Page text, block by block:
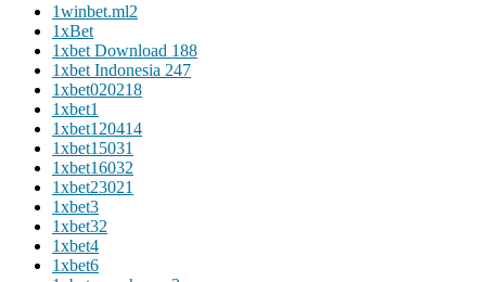
1winbet.ml2
1xBet
1xbet Download 188
1xbet Indonesia 247
1xbet020218
1xbet1
1xbet120414
1xbet15031
1xbet16032
1xbet23021
1xbet3
1xbet32
1xbet4
1xbet6